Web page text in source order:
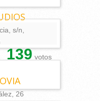
s/n,
139 votos
26